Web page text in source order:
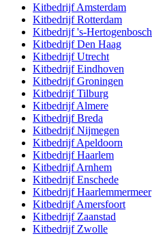
KitbedrijfAmsterdam
KitbedrijfRotterdam
Kitbedrijf's-Hertogenbosch
KitbedrijfDen Haag
KitbedrijfUtrecht
KitbedrijfEindhoven
KitbedrijfGroningen
KitbedrijfTilburg
KitbedrijfAlmere
KitbedrijfBreda
KitbedrijfNijmegen
KitbedrijfApeldoorn
KitbedrijfHaarlem
KitbedrijfArnhem
KitbedrijfEnschede
KitbedrijfHaarlemmermeer
KitbedrijfAmersfoort
Kitbedrijf Zaanstad
Kitbedrijf Zwolle